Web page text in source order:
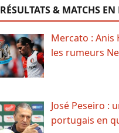
RÉSULTATS & MATCHS EN
Mercato : Anis
les rumeurs
José Peseiro :
portugais en